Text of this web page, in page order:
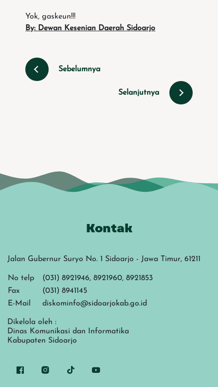
Yok, gaskeun!!!
By: Dewan Kesenian Daerah Sidoarjo
Sebelumnya
Selanjutnya
Kontak
Jalan Gubernur Suryo No. 1 Sidoarjo - Jawa Timur, 61211
No telp
(031) 8921946, 8921960, 8921853
Fax
(031) 8941145
E-Mail
diskominfo@sidoarjokab.go.id
Dikelola oleh :
Dinas Komunikasi dan Informatika
Kabupaten Sidoarjo